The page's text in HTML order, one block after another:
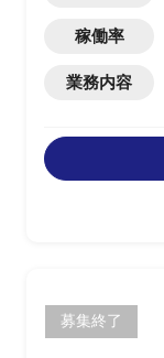
稼働率
業務内容
募集終了